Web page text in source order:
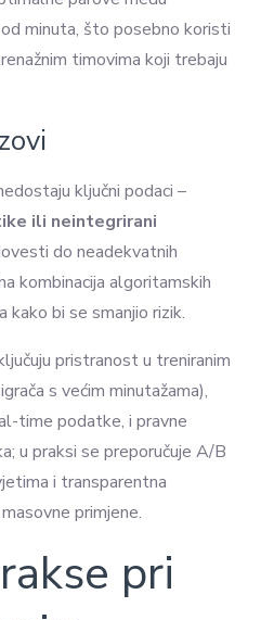
minuta, što posebno koristi
timovima koji trebaju
ključni podaci –
ili neintegrirani
do neadekvatnih
kombinacija algoritamskih
kako bi se smanjio rizik.
pristranost u treniranim
s većim minutažama),
time podatke, i pravne
u praksi se preporučuje A/B
i transparentna
primjene.
pri